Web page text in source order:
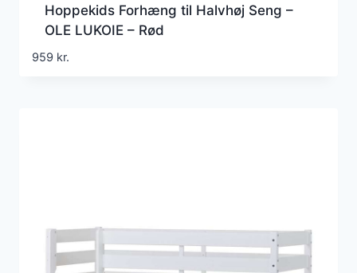
Hoppekids Forhæng til Halvhøj Seng –
OLE LUKOIE – Rød
959 kr.